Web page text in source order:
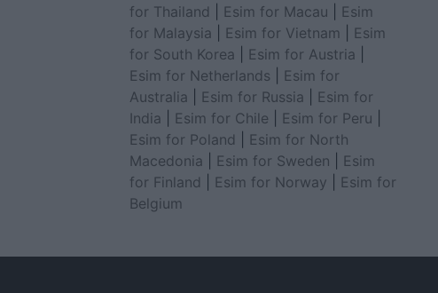
for Thailand
Esim for Macau
Esim
for Malaysia
Esim for Vietnam
Esim
for South Korea
Esim for Austria
Esim for Netherlands
Esim for
Australia
Esim for Russia
Esim for
India
Esim for Chile Esim for Peru
Esim for Poland
Esim for North
Macedonia
Esim for Sweden
Esim
for Finland
Esim for Norway
Esim for
Belgium